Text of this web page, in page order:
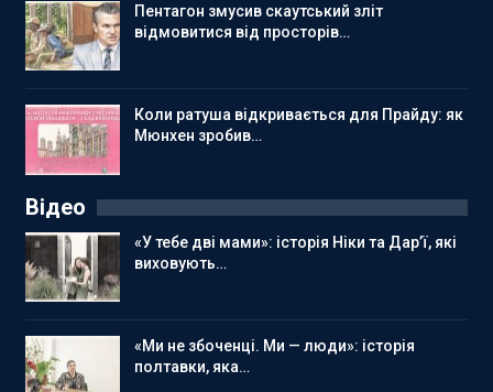
Пентагон змусив скаутський зліт
відмовитися від просторів…
Коли ратуша відкривається для Прайду: як
Мюнхен зробив…
Відео
«У тебе дві мами»: історія Ніки та Дар’ї, які
виховують…
«Ми не збоченці. Ми — люди»: історія
полтавки, яка…